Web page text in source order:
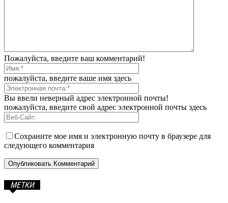
Пожалуйста, введите ваш комментарий!
пожалуйста, введите ваше имя здесь
Вы ввели неверный адрес электронной почты!
пожалуйста, введите свой адрес электронной почты здесь
Сохраните мое имя и электронную почту в браузере для
следующего комментария
МЕТКИ